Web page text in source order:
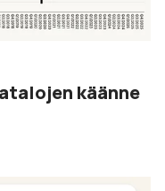
käänne